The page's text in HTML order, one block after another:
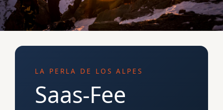
LA PERLA DE LOS ALPES
Saas-Fee